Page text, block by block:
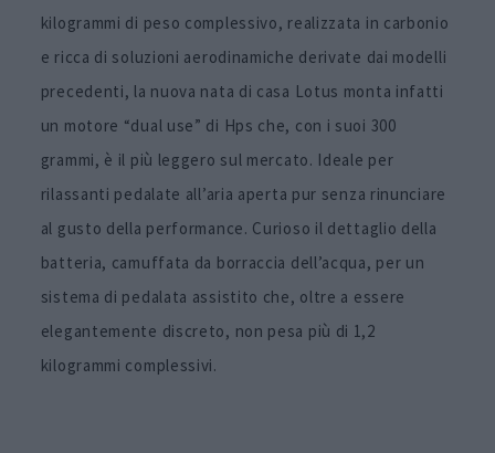
kilogrammi di peso complessivo, realizzata in carbonio
e ricca di soluzioni aerodinamiche derivate dai modelli
precedenti, la nuova nata di casa Lotus monta infatti
un motore “dual use” di Hps che, con i suoi 300
grammi, è il più leggero sul mercato. Ideale per
rilassanti pedalate all’aria aperta pur senza rinunciare
al gusto della performance. Curioso il dettaglio della
batteria, camuffata da borraccia dell’acqua, per un
sistema di pedalata assistito che, oltre a essere
elegantemente discreto, non pesa più di 1,2
kilogrammi complessivi.